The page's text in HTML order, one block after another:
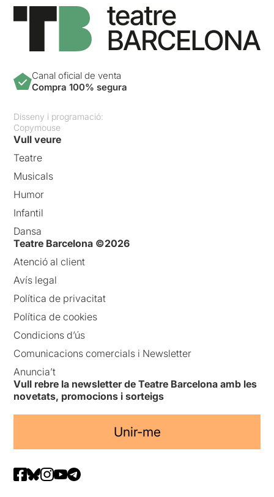
Canal oficial de venta
Compra 100% segura
Disseny i programació:
Copymouse
Vull veure
Teatre
Musicals
Humor
Infantil
Dansa
Teatre Barcelona ©2026
Atenció al client
Avís legal
Política de privacitat
Política de cookies
Condicions d’ús
Comunicacions comercials i Newsletter
Anuncia’t
Vull rebre la newsletter de Teatre Barcelona amb les
novetats, promocions i sorteigs
Unir-me